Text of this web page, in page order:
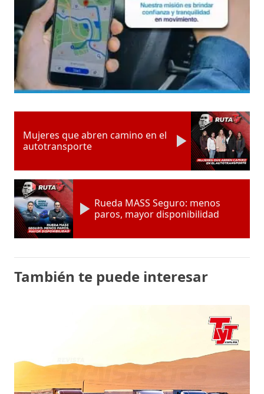
Mujeres que abren camino en el
autotransporte
Rueda MASS Seguro: menos
paros, mayor disponibilidad
También te puede interesar